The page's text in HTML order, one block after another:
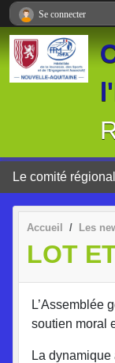
Le comité régional
Accueil Les
LOT
L’Assemblée
soutien moral
La
Se connecter
Panneau de gestion